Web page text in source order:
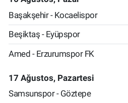
Başakşehir - Kocaelispor
Beşiktaş - Eyüpspor
Amed - Erzurumspor FK
17 Ağustos, Pazartesi
Samsunspor - Göztepe